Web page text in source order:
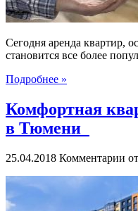
Сегодня аренда квартир,
становится все более
Подробнее »
Комфортная
в Тюмени
25.04.2018 Комментарии к
от